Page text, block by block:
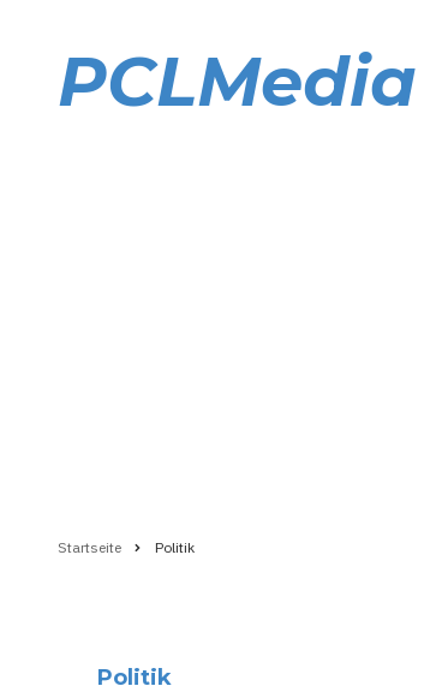
PCLMedia
Startseite Politik
Politik